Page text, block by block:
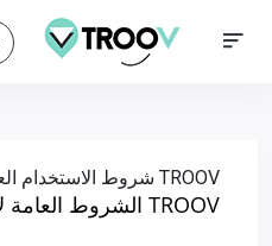
الشروط العامة لاستخدام TROOV